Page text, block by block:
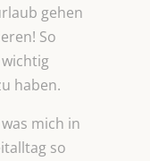
gehen
So
haben.
mich in
so